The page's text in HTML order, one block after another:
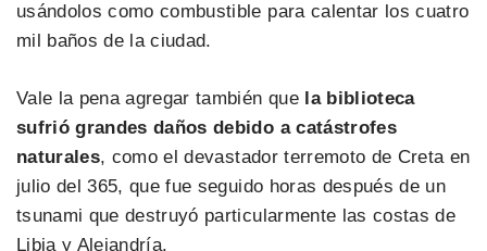
usándolos como combustible para calentar los cuatro
mil baños de la ciudad.
Vale la pena agregar también quela biblioteca
sufrió grandes daños debido a catástrofes
naturales, como el devastador terremoto de Creta en
julio del 365, que fue seguido horas después de un
tsunami que destruyó particularmente las costas de
Libia y Alejandría.​